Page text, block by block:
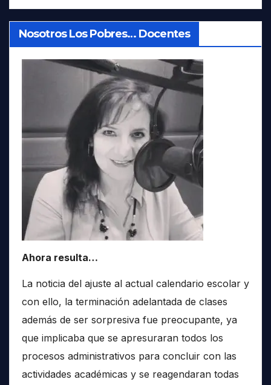
Nosotros Los Pobres… Docentes
Ahora resulta…
La noticia del ajuste al actual calendario escolar y
con ello, la terminación adelantada de clases
además de ser sorpresiva fue preocupante, ya
que implicaba que se apresuraran todos los
procesos administrativos para concluir con las
actividades académicas y se reagendaran todas